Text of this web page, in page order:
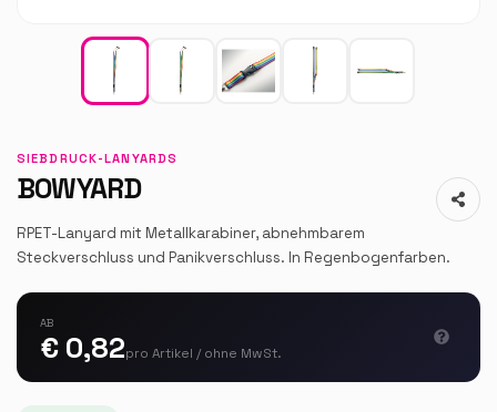
SIEBDRUCK-LANYARDS
BOWYARD
RPET-Lanyard mit Metallkarabiner, abnehmbarem
Steckverschluss und Panikverschluss. In Regenbogenfarben.
AB
€ 0,82pro Artikel / ohne MwSt.